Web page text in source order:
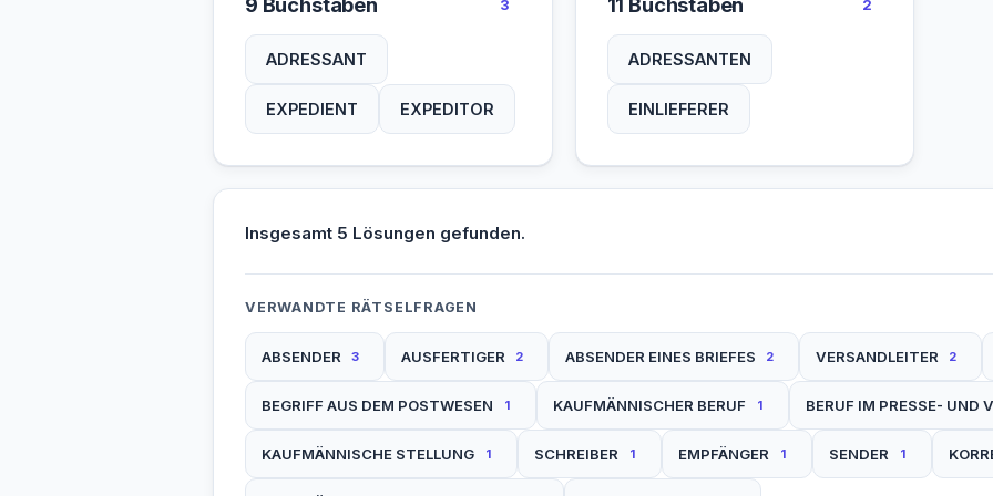
3
ADRESSANT
EXPEDIENT EXPEDITOR
2
ADRESSANTEN
EINLIEFERER
Insgesamt 5 Lösungen gefunden.
VERWANDTE RÄTSELFRAGEN
ABSENDER 3 AUSFERTIGER 2 ABSENDER EINES BRIEFES 2 VERSANDLEITER 2
BEGRIFF AUS DEM POSTWESEN 1 KAUFMÄNNISCHER BERUF 1 BERUF IM PRESSE- UND
KAUFMÄNNISCHE STELLUNG 1 SCHREIBER 1 EMPFÄNGER 1 SENDER 1